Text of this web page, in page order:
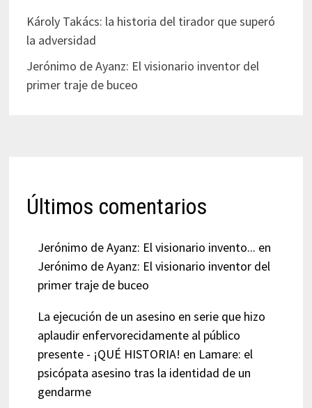
Károly Takács: la historia del tirador que superó
la adversidad
Jerónimo de Ayanz: El visionario inventor del
primer traje de buceo
Últimos comentarios
Jerónimo de Ayanz: El visionario invento... en
Jerónimo de Ayanz: El visionario inventor del
primer traje de buceo
La ejecución de un asesino en serie que hizo
aplaudir enfervorecidamente al público
presente - ¡QUÉ HISTORIA! en Lamare: el
psicópata asesino tras la identidad de un
gendarme